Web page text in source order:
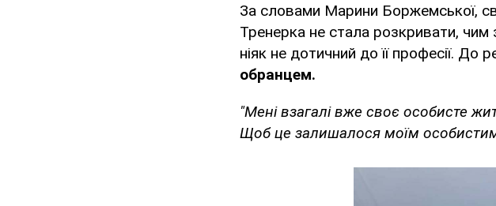
За словами Марини Боржемської,
Тренерка не стала розкривати,
ніяк не дотичний до її професії. До
обранцем.
"Мені взагалі вже своє особисте
Щоб це залишалося моїм